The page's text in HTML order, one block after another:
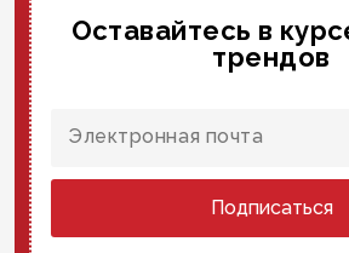
Оставайтесь в
трендов
Подписаться